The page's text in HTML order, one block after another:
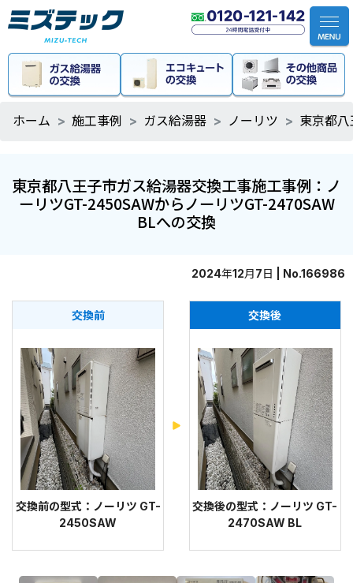
ホーム 施工事例 ガス給湯器 ノーリツ 東京都
東京都八王子市ガス給湯器交換工事施工事例：ノ
ーリツGT-2450SAWからノーリツGT-2470SAW
BLへの交換
2024年12月7日 | No.166986
交換前
交換前の型式：ノーリツ GT-
2450SAW
交換後
交換後の型式：ノーリツ GT-
2470SAW BL